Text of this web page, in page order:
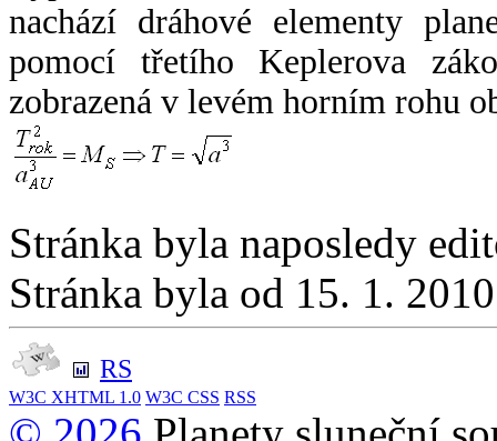
nachází dráhové elementy
pomocí třetího Keplerova
zobrazená v levém horním rohu
Stránka byla naposledy
Stránka byla od 15. 1.
RS
W3C XHTML 1.0 W3C CSS RSS